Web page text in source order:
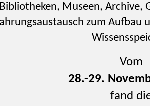
Museen, Archive,
zum Aufbau
Vom
28.-29.
fand